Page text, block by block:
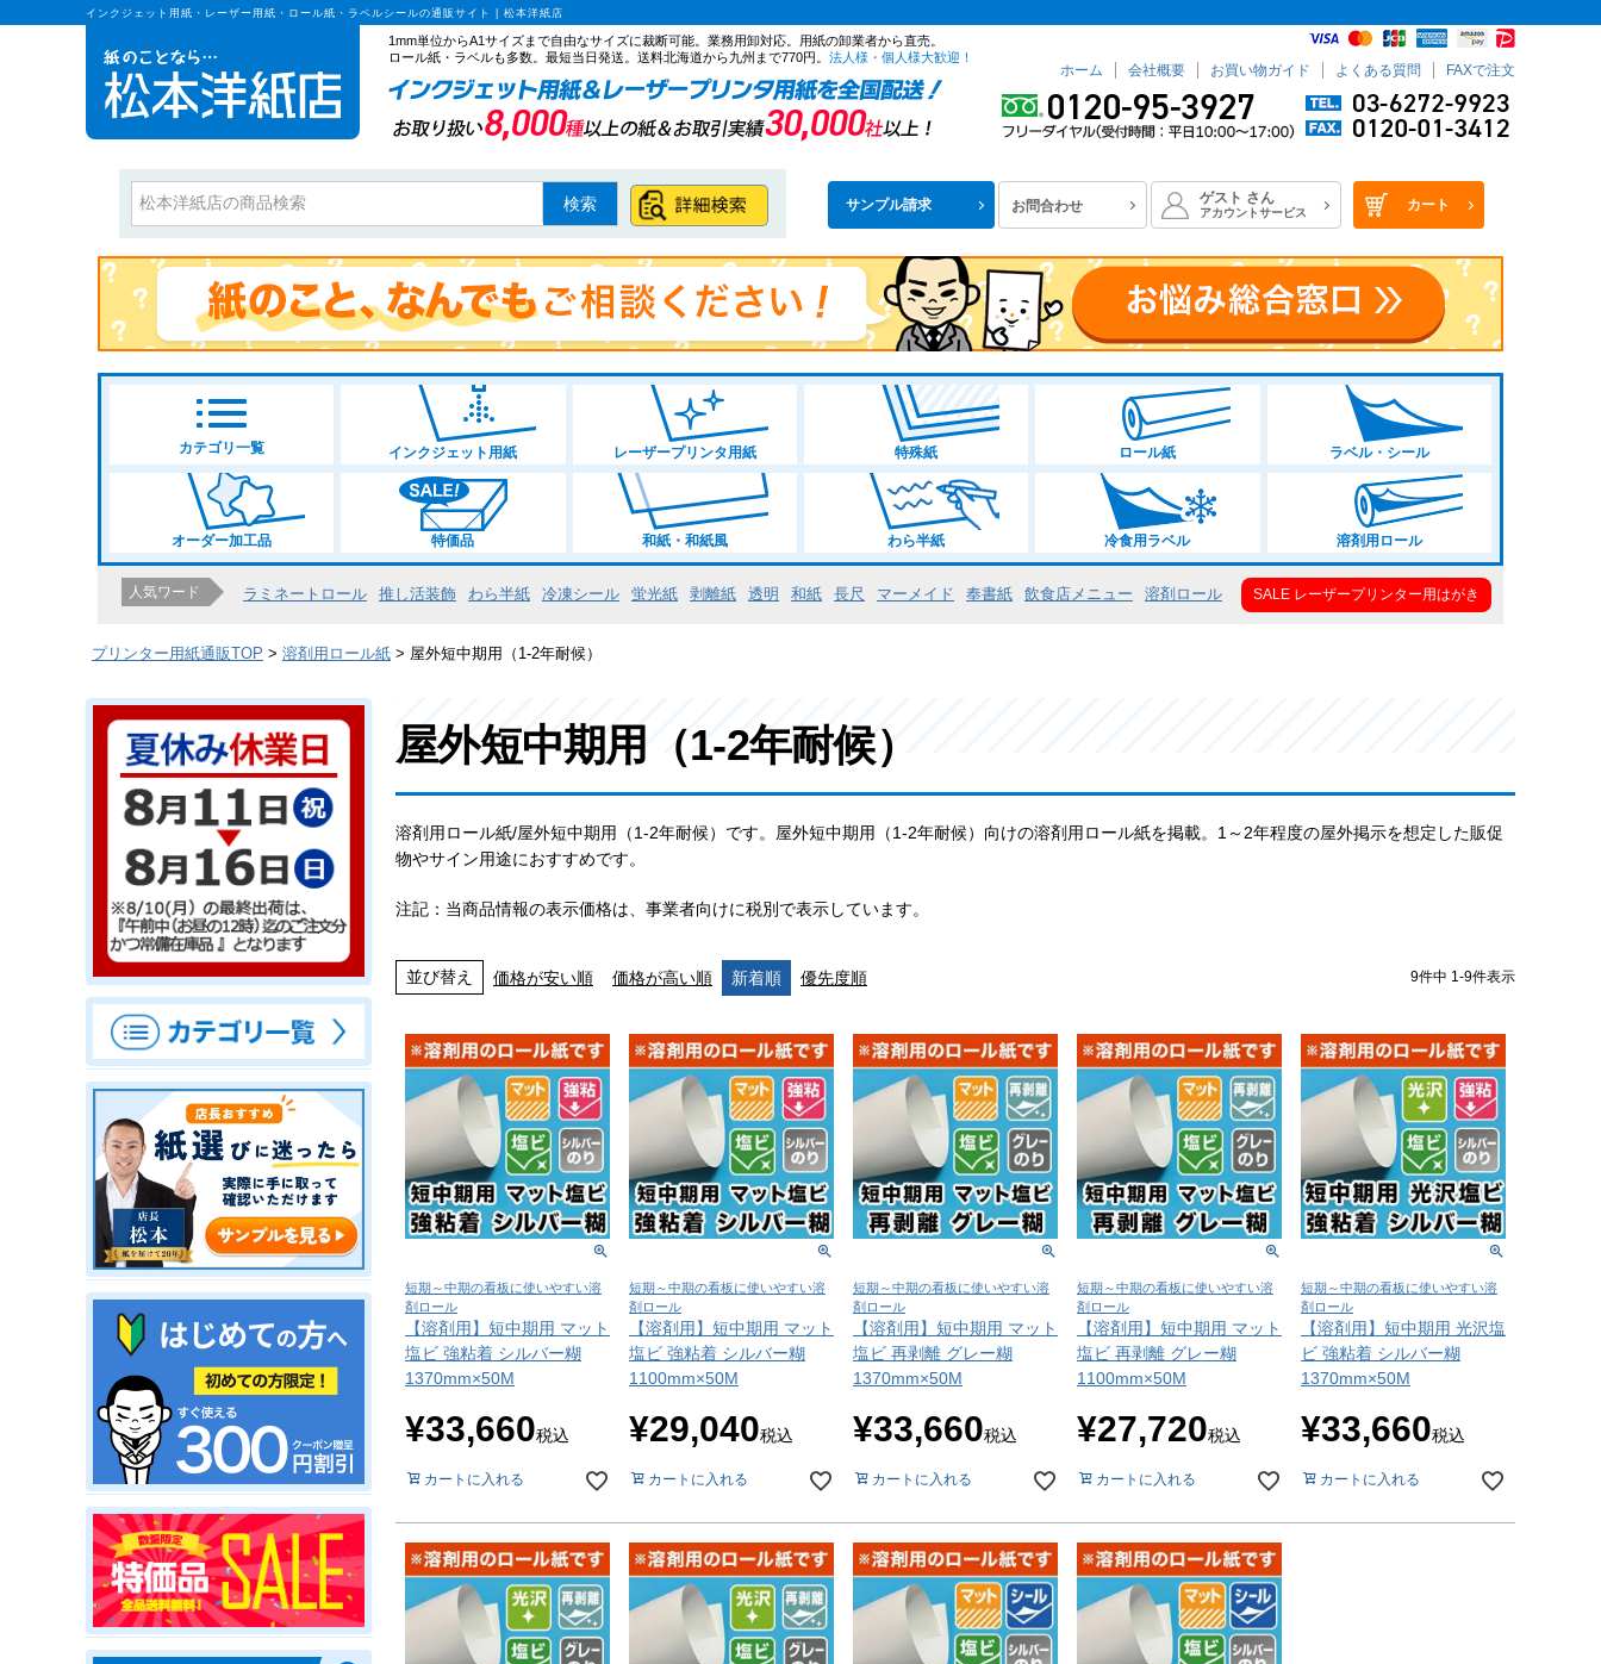
インクジェット用紙・レーザー用紙・ロール紙・ラベルシールの通販サイト | 松本洋紙店
1mm単位からA1サイズまで自由なサイズに裁断可能。業務用卸対応。用紙の卸業者から直売。
ロール紙・ラベルも多数。最短当日発送。送料北海道から九州まで770円。 法人様・個人様大歓迎！
ホーム 会社概要 お買い物ガイド よくある質問 FAXで注文
サンプル請求 お問合わせ ゲスト さん
アカウントサービス カート
検索
カテゴリ一覧 インクジェット用紙 レーザープリンタ用紙 特殊紙 ロール紙 ラベル・シール
オーダー加工品 特価品 和紙・和紙風 わら半紙 冷食用ラベル 溶剤用ロール
人気ワード ラミネートロール 推し活装飾 わら半紙 冷凍シール 蛍光紙 剥離紙 透明 和紙 長尺 マーメイド 奉書紙 飲食店メニュー 溶剤ロール SALE レーザープリンター用はがき
プリンター用紙通販TOP 溶剤用ロール紙 屋外短中期用（1-2年耐候）
屋外短中期用（1-2年耐候）
溶剤用ロール紙/屋外短中期用（1-2年耐候）です。屋外短中期用（1-2年耐候）向けの溶剤用ロール紙を掲載。1～2年程度の屋外掲示を想定した販促
物やサイン用途におすすめです。
注記：当商品情報の表示価格は、事業者向けに税別で表示しています。
並び替え 価格が安い順 価格が高い順 新着順 優先度順 9件中 1-9件表示
短期～中期の看板に使いやすい溶
剤ロール
【溶剤用】短中期用 マット
塩ビ 強粘着 シルバー糊
1370mm×50M
¥33,660税込
カートに入れる
短期～中期の看板に使いやすい溶
剤ロール
【溶剤用】短中期用 マット
塩ビ 強粘着 シルバー糊
1100mm×50M
¥29,040税込
カートに入れる
短期～中期の看板に使いやすい溶
剤ロール
【溶剤用】短中期用 マット
塩ビ 再剥離 グレー糊
1370mm×50M
¥33,660税込
カートに入れる
短期～中期の看板に使いやすい溶
剤ロール
【溶剤用】短中期用 マット
塩ビ 再剥離 グレー糊
1100mm×50M
¥27,720税込
カートに入れる
短期～中期の看板に使いやすい溶
剤ロール
【溶剤用】短中期用 光沢塩
ビ 強粘着 シルバー糊
1370mm×50M
¥33,660税込
カートに入れる